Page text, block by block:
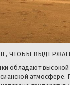
ЧТОБЫ
обладают высокой